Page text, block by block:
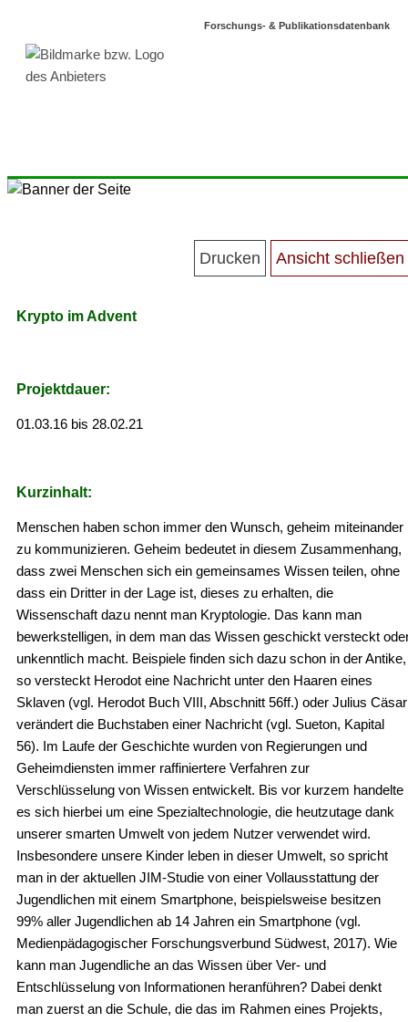
Forschungs- & Publikationsdatenbank
Krypto im Advent
Projektdauer:
01.03.16 bis 28.02.21
Kurzinhalt:
Menschen haben schon immer den Wunsch, geheim miteinander
zu kommunizieren. Geheim bedeutet in diesem Zusammenhang,
dass zwei Menschen sich ein gemeinsames Wissen teilen, ohne
dass ein Dritter in der Lage ist, dieses zu erhalten, die
Wissenschaft dazu nennt man Kryptologie. Das kann man
bewerkstelligen, in dem man das Wissen geschickt versteckt
unkenntlich macht. Beispiele finden sich dazu schon in der Antike,
so versteckt Herodot eine Nachricht unter den Haaren eines
Sklaven (vgl. Herodot Buch VIII, Abschnitt 56ff.) oder Julius Cäsar
verändert die Buchstaben einer Nachricht (vgl. Sueton, Kapital
56). Im Laufe der Geschichte wurden von Regierungen und
Geheimdiensten immer raffiniertere Verfahren zur
Verschlüsselung von Wissen entwickelt. Bis vor kurzem handelte
es sich hierbei um eine Spezialtechnologie, die heutzutage dank
unserer smarten Umwelt von jedem Nutzer verwendet wird.
Insbesondere unsere Kinder leben in dieser Umwelt, so spricht
man in der aktuellen JIM-Studie von einer Vollausstattung der
Jugendlichen mit einem Smartphone, beispielsweise besitzen
99% aller Jugendlichen ab 14 Jahren ein Smartphone (vgl.
Medienpädagogischer Forschungsverbund Südwest, 2017). Wie
kann man Jugendliche an das Wissen über Ver- und
Entschlüsselung von Informationen heranführen? Dabei denkt
man zuerst an die Schule, die das im Rahmen eines Projekts,